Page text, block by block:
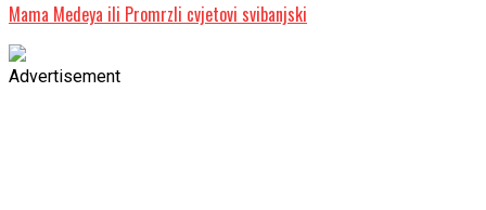
Mama Medeya ili Promrzli cvjetovi svibanjski
Advertisement